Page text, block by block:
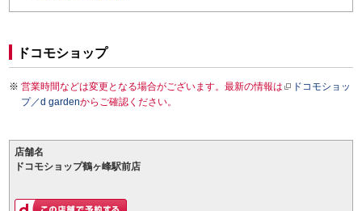
ドコモショップ
営業時間などは変更となる場合がございます。最新の情報は
ドコモショッ
プ／d gardenからご確認ください。
店舗名
ドコモショップ鶴ヶ峰駅前店